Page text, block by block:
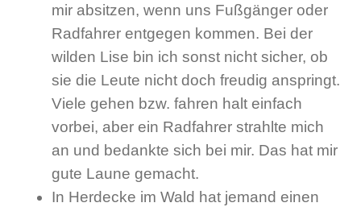
mir absitzen, wenn uns Fußgänger oder
Radfahrer entgegen kommen. Bei der
wilden Lise bin ich sonst nicht sicher, ob
sie die Leute nicht doch freudig anspringt.
Viele gehen bzw. fahren halt einfach
vorbei, aber ein Radfahrer strahlte mich
an und bedankte sich bei mir. Das hat mir
gute Laune gemacht.
In Herdecke im Wald hat jemand einen